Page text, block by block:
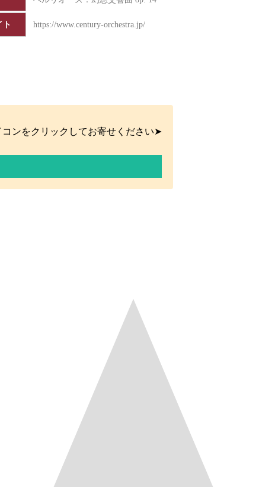
ト https://www.century-orchestra.jp/
ンをクリックしてお寄せください➤